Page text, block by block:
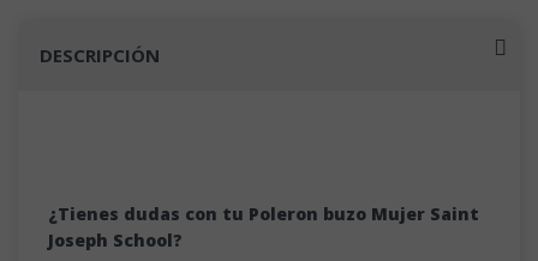
DESCRIPCIÓN
¿Tienes dudas con tu Poleron buzo Mujer Saint
Joseph School?